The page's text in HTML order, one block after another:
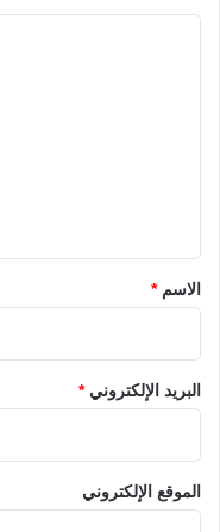
*الاسم*
البريد الإلكتروني*
الموقع الإلكتروني